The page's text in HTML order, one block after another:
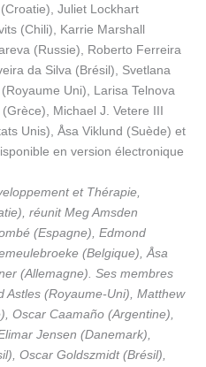
Juliet Lockhart
(Chili), Karrie Marshall
(Russie), Roberto Ferreira
da Silva (Brésil), Svetlana
Uni), Larisa Telnova
Michael J. Vetere III
Unis), Åsa Viklund (Suède) et
en version électronique
et Thérapie,
réunit Meg Amsden
(Espagne), Edmond
(Belgique), Åsa
(Allemagne). Ses membres
Astles (Royaume-Uni), Matthew
Oscar Caamaño (Argentine),
Jensen (Danemark),
Oscar Goldszmidt (Brésil),